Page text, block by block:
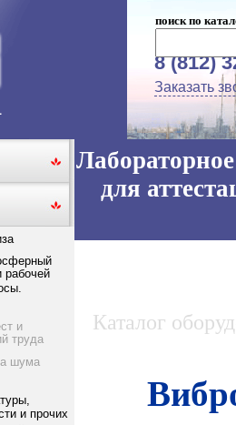
поиск по
8 (812)
Заказать
рабочей
и
труда
шума
и прочих
для
Каталог